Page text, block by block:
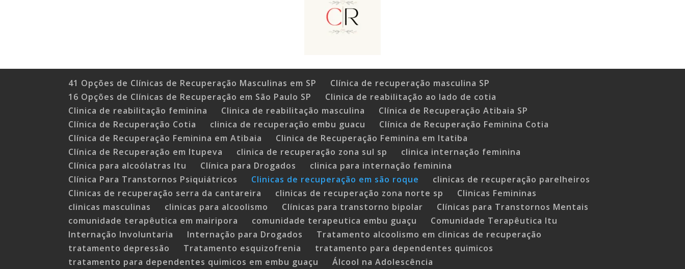
41 Opções de Clínicas de Recuperação Masculinas em SP
Clínica de recuperação masculina SP
16 Opções de Clínicas de Recuperação em São Paulo SP
Clinica de reabilitação ao lado de cotia
Clinica de reabilitação feminina
Clinica de reabilitação masculina
Clínica de Recuperação Atibaia SP
Clínica de Recuperação Cotia
clinica de recuperação embu guacu
Clínica de Recuperação Feminina Cotia
Clínica de Recuperação Feminina em Atibaia
Clinica de Recuperação Feminina em Itatiba
Clínica de Recuperação em Itupeva
clinica de recuperação zona sul sp
clinica internação feminina
Clínica para alcoólatras Itu
Clínica para Drogados
clinica para internação feminina
Clínica Para Transtornos Psiquiátricos
Clinicas de recuperação em são roque
clinicas de recuperação parelheiros
Clinicas de recuperação serra da cantareira
clinicas de recuperação zona norte sp
Clinicas Femininas
clinicas masculinas
clinicas para alcoolismo Clínicas para transtorno bipolar
Clínicas para Transtornos Mentais
comunidade terapêutica em mairipora
comunidade terapeutica embu guaçu
Comunidade Terapêutica Itu
Internação Involuntaria
Internação para Drogados
Tratamento alcoolismo em clinicas de recuperação
tratamento depressão
Tratamento esquizofrenia
tratamento para dependentes quimicos
tratamento para dependentes quimicos em embu guaçu
Álcool na Adolescência